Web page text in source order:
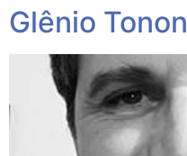
Glênio Tonon